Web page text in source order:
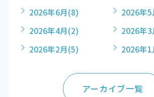
2026年6月(8) 2026年5
2026年4月(2) 2026年3
2026年2月(5) 2026年1
アーカイブ一覧